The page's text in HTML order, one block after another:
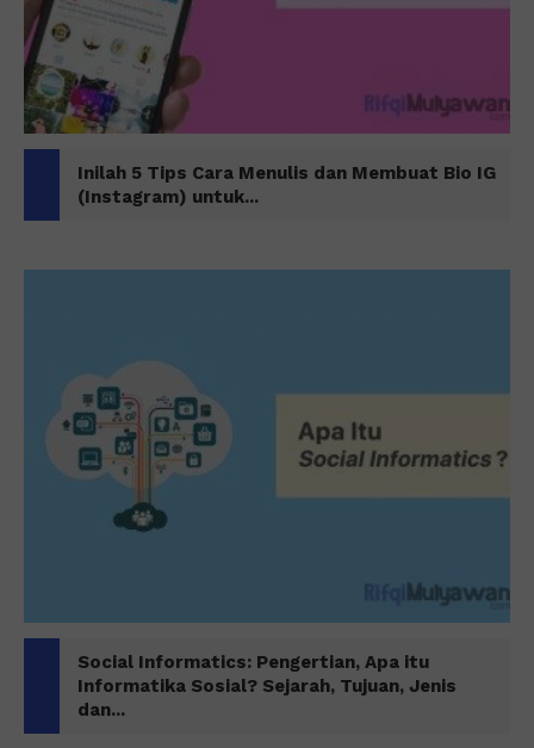
Inilah 5 Tips Cara Menulis dan Membuat Bio IG
(Instagram) untuk...
Social Informatics: Pengertian, Apa itu
Informatika Sosial? Sejarah, Tujuan, Jenis
dan...